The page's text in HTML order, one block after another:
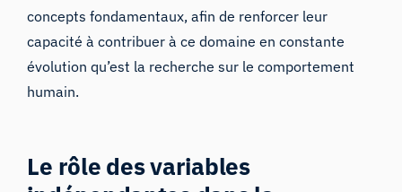
concepts fondamentaux, afin de renforcer leur
capacité à contribuer à ce domaine en constante
évolution qu’est la recherche sur le comportement
humain.
Le rôle des variables